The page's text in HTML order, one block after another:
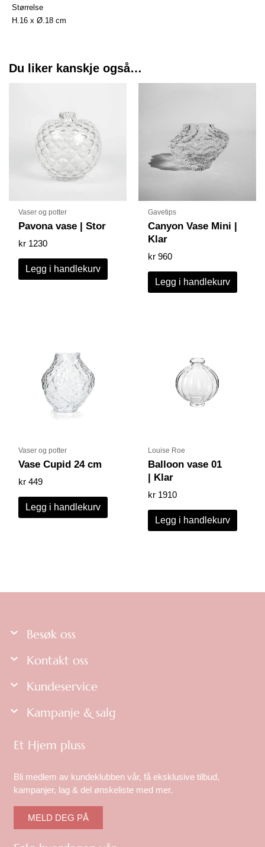
Størrelse
H.16 x Ø.18 cm
Du liker kanskje også…
Vaser og potter
Pavona vase | Stor
kr 1230
Legg i handlekurv
Gavetips
Canyon Vase Mini |
Klar
kr 960
Legg i handlekurv
Vaser og potter
Vase Cupid 24 cm
kr 449
Legg i handlekurv
Louise Roe
Balloon vase 01
| Klar
kr 1910
Legg i handlekurv
Besøk oss
Kontakt oss
Kundeservice
Kampanje & salg
Et Hjem pluss
Bli medlem av kundeklubben vår, få eksklusive tilbud,
kampanjer, lag & del ønskeliste med mer.
MELD DEG PÅ